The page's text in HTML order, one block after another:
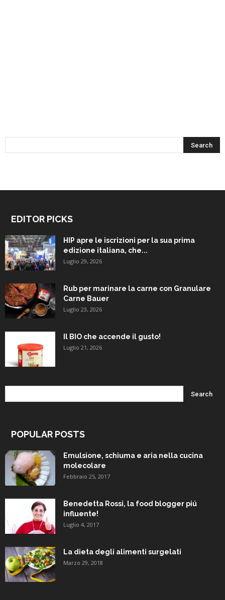
EDITOR PICKS
HIP apre le iscrizioni per la sua prima
edizione italiana, che...
Luglio 29, 2026
Rub per marinare la carne con Granulare
Carne Bauer
Luglio 23, 2026
Il BIO che accende il gusto!
Luglio 21, 2026
POPULAR POSTS
Emulsione, schiuma e aria nella cucina
molecolare
Febbraio 25, 2017
Benedetta Rossi, la food blogger piú
influente!
Luglio 4, 2017
La dieta degli alimenti surgelati
Marzo 29, 2018